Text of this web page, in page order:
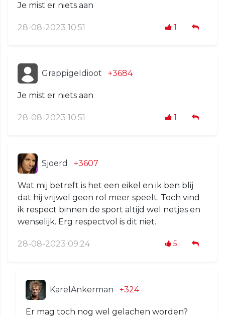
Je mist er niets aan
28-08-2023 10:51 1
GrappigeIdioot +3684
Je mist er niets aan
28-08-2023 10:51 1
Sjoerd +3607
Wat mij betreft is het een eikel en ik ben blij
dat hij vrijwel geen rol meer speelt. Toch vind
ik respect binnen de sport altijd wel netjes en
wenselijk. Erg respectvol is dit niet.
28-08-2023 09:24 5
KarelAnkerman +324
Er mag toch nog wel gelachen worden?